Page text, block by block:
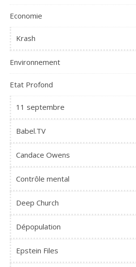
Economie
Krash
Environnement
Etat Profond
11 septembre
Babel.TV
Candace Owens
Contrôle mental
Deep Church
Dépopulation
Epstein Files